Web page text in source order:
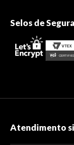
Selos de
Atendimento